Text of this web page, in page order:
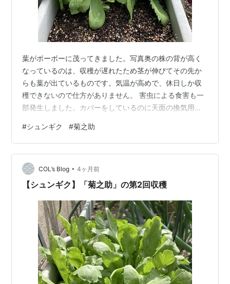
葉がボーボーに茂ってきました。写真奥の株の背が高く
なっているのは、収穫が遅れたため茎が伸びてその先か
らも葉が出ているものです。気温が高めで、休日しか収
穫できないので仕方がありません。 害虫による食害も一
部発生しました。カバーをしているのに天面の換気用メ
たっぷり頂きました。
#シュンギク #菊之助
COL’s Blog • 4ヶ月前
【シュンギク】「菊之助」の第2回収穫